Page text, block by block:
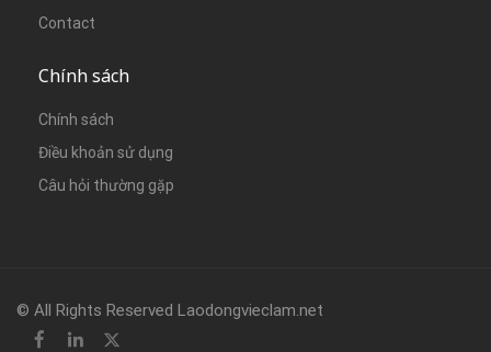
Contact
Chính sách
Chính sách
Điều khoản sử dụng
Câu hỏi thường gặp
© All Rights Reserved Laodongvieclam.net